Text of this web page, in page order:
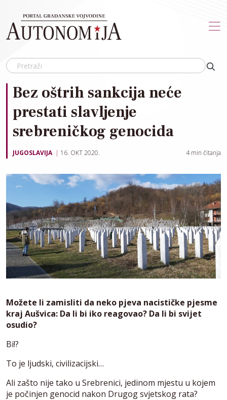
Bez oštrih sankcija neće
prestati slavljenje
srebreničkog genocida
JUGOSLAVIJA 16. OKT 2020. 4 min čitanja
Možete li zamisliti da neko pjeva nacističke pjesme
kraj Aušvica: Da li bi iko reagovao? Da li bi svijet
osudio?
Bi!?
To je ljudski, civilizacijski…
Ali zašto nije tako u Srebrenici, jedinom mjestu u kojem
je počinjen genocid nakon Drugog svjetskog rata?